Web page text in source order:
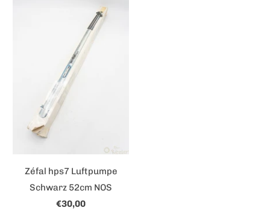
Zéfal hps7 Luftpumpe
Schwarz 52cm NOS
€30,00